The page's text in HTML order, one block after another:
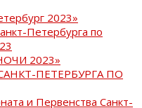
2023»
Петербурга по
2023»
ПЕТЕРБУРГА ПО
и Первенства Санкт-